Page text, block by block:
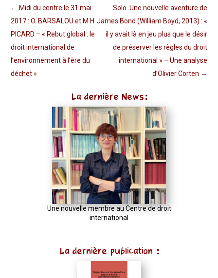
← Midi du centre le 31 mai
2017 : O. BARSALOU et M.H.
PICARD – « Rebut global : le
droit international de
l’environnement à l’ère du
déchet »
Solo. Une nouvelle aventure de
James Bond (William Boyd, 2013) : «
il y avait là en jeu plus que le désir
de préserver les règles du droit
international » – Une analyse
d’Olivier Corten →
La dernière News:
Une nouvelle membre au Centre de droit
international
La dernière publication :